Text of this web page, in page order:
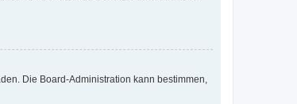
Die Board-Administration kann bestimmen,